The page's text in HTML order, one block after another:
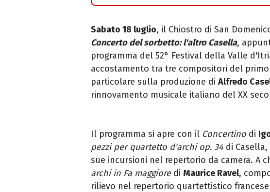
Sabato 18 luglio, il Chiostro di San
Concerto del sorbetto: l'altro Casella,
programma del 52° Festival della Valle
accostamento tra tre compositori del
particolare sulla produzione di Alfredo
rinnovamento musicale italiano del XX
Il programma si apre con il Concertino di
pezzi per quartetto d'archi op. 34 di
sue incursioni nel repertorio da camera. A
archi in Fa maggioredi Maurice Ravel,
rilievo nel repertorio quartettistico